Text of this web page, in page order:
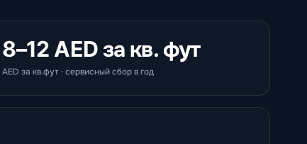
8–12 AED за кв. фут
AED за кв.фут · сервисный сбор в год